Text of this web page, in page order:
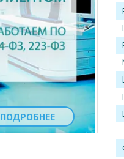
ПОДРОБНЕЕ